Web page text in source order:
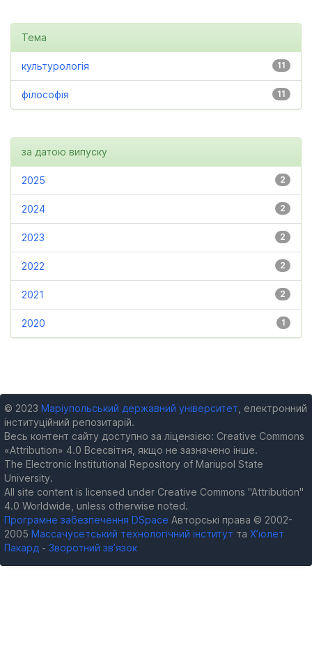
Тема
11
культурологія
11
філософія
за датою випуску
2
2025
2
2024
2
2023
2
2022
2
2021
1
2020
© 2023 Маріупольський державний університет , електронний
інституційний репозитарій.
Весь контент сайту доступно за ліцензією: Creative Commons
«Attribution» 4.0 Всесвітня, якщо не зазначено інше.
The Electronic Institutional Repository of Mariupol State
University.
All site content is licensed under Creative Commons "Attribution"
4.0 Worldwide, unless otherwise noted.
Програмне забезпечення DSpace Авторські права © 2002-
2005 Массачусетський технологічний інститут та Х’юлет
Пакард - Зворотний зв’язок